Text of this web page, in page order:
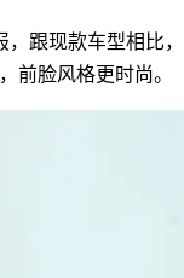
跟现款车型相比，
前脸风格更时尚。